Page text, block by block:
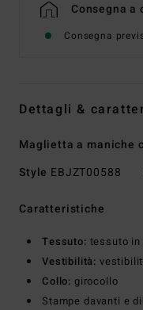
Consegna
Consegna
Dettagli &
Maglietta a maniche
Style EBJZT00588
Caratteristiche
Tessuto: tessuto in
Vestibilità:
Collo: girocollo
Stampe davanti e